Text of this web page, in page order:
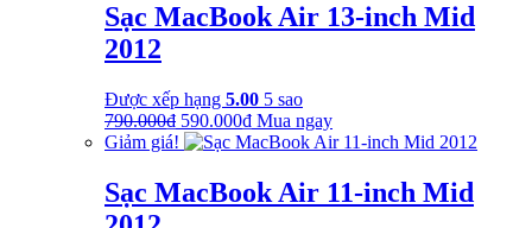
Sạc MacBook Air 13-inch Mid
2012
Được xếp hạng 5.00 5 sao
790.000₫ Giá
gốc
790.000₫.
590.000₫Giá
hiện
là:
590.000₫.
Mua ngay
Giảm giá!
Sạc MacBook Air 11-inch Mid